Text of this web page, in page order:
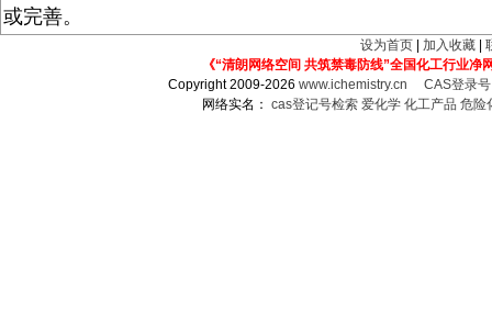
或完善。
设为首页 加入收藏
《“清朗网络空间 共筑禁毒防线”全国化工行业净
Copyright 2009-2026www.ichemistry.cn
CAS登录
网络实名： cas登记号检索 爱化学 化工产品 危险